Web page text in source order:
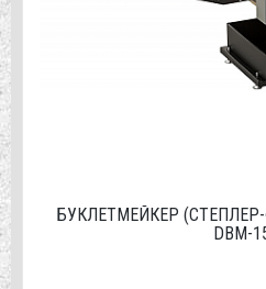
БУКЛЕТМЕЙКЕР
DBM-